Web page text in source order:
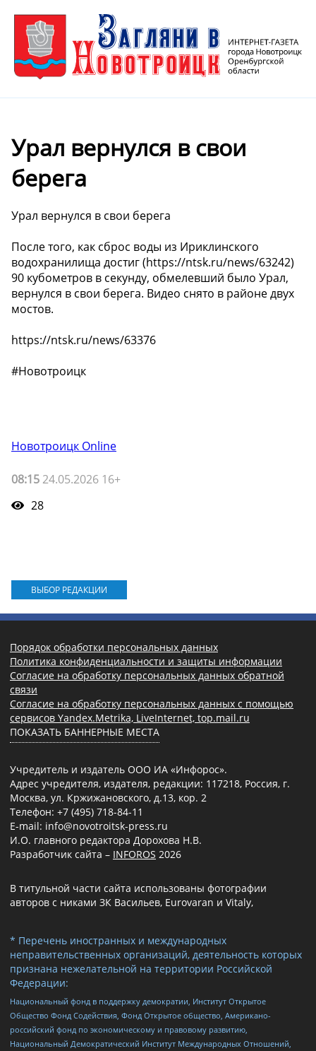
Урал вернулся в свои
берега
Урал вернулся в свои берега
После того, как сброс воды из Ириклинского
водохранилища достиг (https://ntsk.ru/news/63242)
90 кубометров в секунду, обмелевший было Урал,
вернулся в свои берега. Видео снято в районе двух
мостов.
https://ntsk.ru/news/63376
#Новотроицк
Новотроицк Online
08:15 24.05.2026 16+
28
ВЫБОР РЕДАКЦИИ
Порядок обработки персональных данных
Политика конфиденциальности и защиты информации
Согласие на обработку персональных данных обратной
связи
Согласие на обработку персональных данных с помощью
сервисов Yandex.Metrika, LiveInternet, top.mail.ru
ПОКАЗАТЬ БАННЕРНЫЕ МЕСТА
Учредитель и издатель ООО ИА «Инфорос».
Адрес учредителя, издателя, редакции: 117218, Россия, г.
Москва, ул. Кржижановского, д.13, кор. 2
Телефон: +7 (495) 718-84-11
E-mail: info@novotroitsk-press.ru
И.О. главного редактора Дорохова Н.В.
Разработчик сайта – INFOROS 2026
В титульной части сайта использованы фотографии
авторов с никами ЗК Васильев, Eurovaran и Vitaly,
* Перечень иностранных и международных
неправительственных организаций, деятельность которых
признана нежелательной на территории Российской
Федерации:
Национальный фонд в поддержку демократии, Институт Открытое
Общество Фонд Содействия, Фонд Открытое общество, Американо-
российский фонд по экономическому и правовому развитию,
Национальный Демократический Институт Международных Отношений,